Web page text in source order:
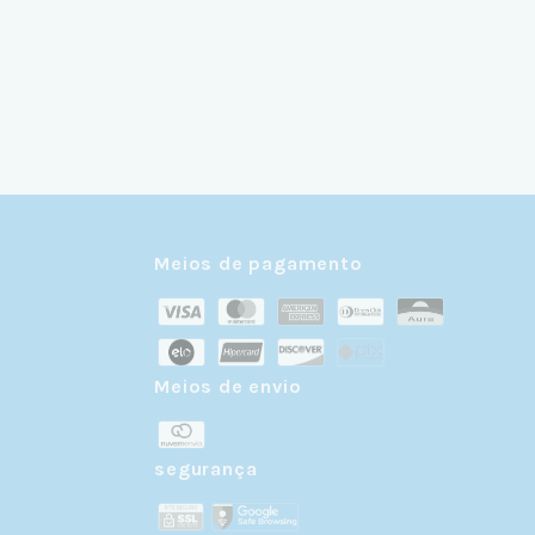
Meios de pagamento
Meios de envio
segurança